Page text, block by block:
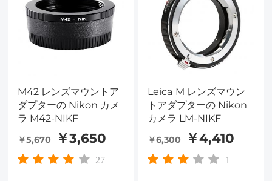
M42 レンズマウントア
ダプターの Nikon カメ
ラ M42-NIKF
￥5,670 ￥3,650
27
Leica M レンズマウン
トアダプターの Nikon
カメラ LM-NIKF
￥6,300 ￥4,410
1